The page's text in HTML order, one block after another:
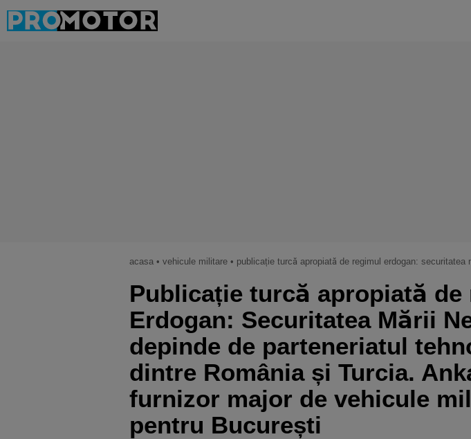
acasa • vehicule militare • publicație turcă apropiată de regimul erdogan: securitatea mării negre depinde de parteneriatul tehnologic dintre românia și turcia.
Publicație turcă apropiată de
Erdogan: Securitatea Mării
depinde de parteneriatul
dintre România și Turcia.
furnizor major de vehicule
pentru București